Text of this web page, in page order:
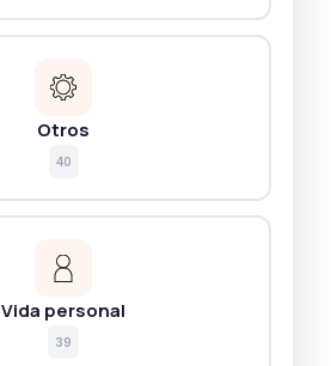
Otros
40
Vida personal
39